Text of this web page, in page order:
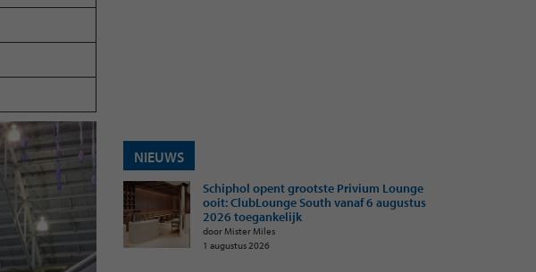
NIEUWS
Schiphol opent grootste Privium Lounge
ooit: ClubLounge South vanaf 6 augustus
2026 toegankelijk
door Mister Miles
1 augustus 2026